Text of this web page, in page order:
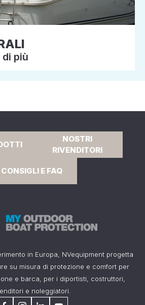
più
NOSTRI
RIVENDITORI
CONSIGLI E FAQ
in Europa, NVequipment progetta
su misura di protezione e comfort per
e barca, per i diportisti, costruttori,
e noleggiatori.